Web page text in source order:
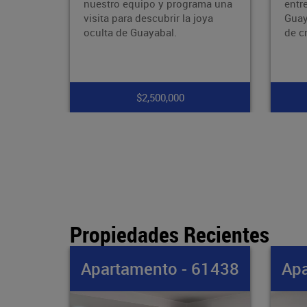
entre la avenida 80 y la avenida
Guayabal, zona con proyección
de crecimiento, con fáci
$7,900,000
Propiedades Recientes
Apartamento - 61437